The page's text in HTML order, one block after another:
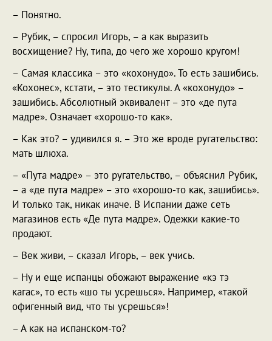
– Понятно.
– Рубик, – спросил Игорь, – а как выразить
восхищение? Ну, типа, до чего же хорошо кругом!
– Самая классика – это «кохонудо». То есть зашибись.
«Кохонес», кстати, – это тестикулы. А «кохонудо» –
зашибись. Абсолютный эквивалент – это «де пута
мадре». Означает «хорошо-то как».
– Как это? – удивился я. – Это же вроде ругательство:
мать шлюха.
– «Пута мадре» – это ругательство, – объяснил Рубик,
– а «де пута мадре» – это «хорошо-то как, зашибись».
И только так, никак иначе. В Испании даже сеть
магазинов есть «Де пута мадре». Одежки какие-то
продают.
– Век живи, – сказал Игорь, – век учись.
– Ну и еще испанцы обожают выражение «кэ тэ
кагас», то есть «шо ты усрешься». Например, «такой
офигенный вид, что ты усрешься»!
– А как на испанском-то?